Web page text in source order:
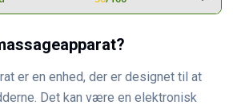
er en enhed, der er designet til at
Det kan være en elektronisk